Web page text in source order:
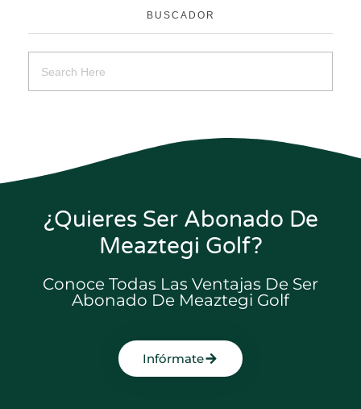
BUSCADOR
¿Quieres Ser Abonado De
Meaztegi Golf?
Conoce Todas Las Ventajas De Ser
Abonado De Meaztegi Golf
Infórmate